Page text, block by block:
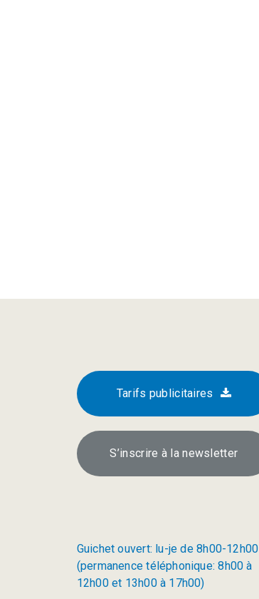
Tarifs publicitaires
S’inscrire à la newsletter
Guichet ouvert: lu-je de 8h00-12h00
(permanence téléphonique: 8h00 à
12h00 et 13h00 à 17h00)